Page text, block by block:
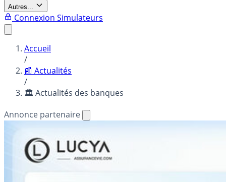
Autres...
Connexion Simulateurs
Accueil
/
📰 Actualités
/
🏛️ Actualités des banques
Annonce partenaire